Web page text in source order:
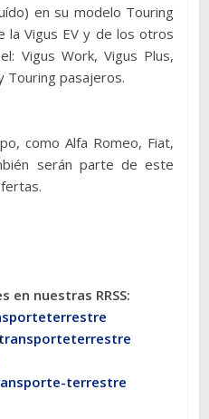
en su modelo Touring
la Vigus EV y de los otros
Vigus Work, Vigus Plus,
Touring pasajeros.
como Alfa Romeo, Fiat,
serán parte de este
en nuestras RRSS:
tre
terrestre